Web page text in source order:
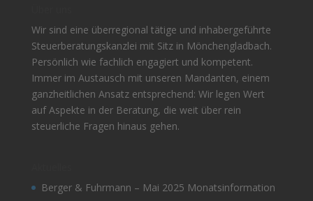
Wir sind eine überregional tätige und inhabergeführte
Steuerberatungskanzlei mit Sitz in Mönchengladbach.
Persönlich wie fachlich engagiert und kompetent.
Immer im Austausch mit unseren Mandanten, einem
ganzheitlichen Ansatz entsprechend: Wir legen Wert
auf Aspekte in der Beratung, die weit über rein
steuerliche Fragen hinaus gehen.
Berger & Fuhrmann – Mai 2025 Monatsinformation